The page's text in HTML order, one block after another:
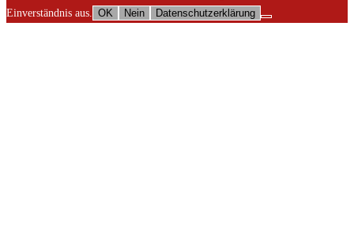
Einverständnis aus.
OK Nein Datenschutzerklärung